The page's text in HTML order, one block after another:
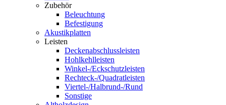
Zubehör
Beleuchtung
Befestigung
Akustikplatten
Leisten
Deckenabschlussleisten
Hohlkehlleisten
Winkel-/Eckschutzleisten
Rechteck-/Quadratleisten
Viertel-/Halbrund-/Rund
Sonstige